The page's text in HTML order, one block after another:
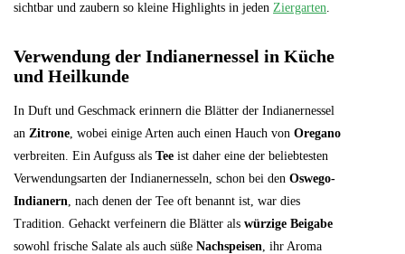
sichtbar und zaubern so kleine Highlights in jeden Ziergarten.
Verwendung der Indianernessel in Küche
und Heilkunde
In Duft und Geschmack erinnern die Blätter der Indianernessel
an Zitrone, wobei einige Arten auch einen Hauch von Oregano
verbreiten. Ein Aufguss als Tee ist daher eine der beliebtesten
Verwendungsarten der Indianernesseln, schon bei den Oswego-
Indianern, nach denen der Tee oft benannt ist, war dies
Tradition. Gehackt verfeinern die Blätter als würzige Beigabe
sowohl frische Salate als auch süße Nachspeisen, ihr Aroma